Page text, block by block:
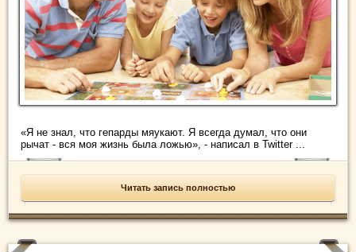
«Я не знал, что гепарды мяукают. Я всегда думал, что они
рычат - вся моя жизнь была ложью», - написал в Twitter ...
Читать запись полностью